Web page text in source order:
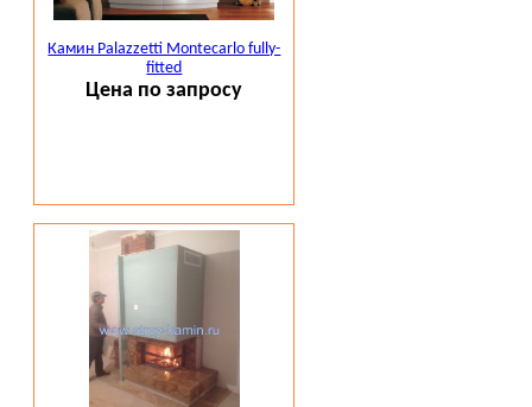
Украину, Беларусь.
Вся представленная на сайте информация не
является публичной офертой.
Камин Palazzetti Montecarlo fully-
fitted
Цена по запросу